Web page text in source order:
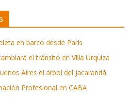
en barco desde París
el tránsito en Villa Urquiza
Aires el árbol del Jacarandá
Profesional en CABA